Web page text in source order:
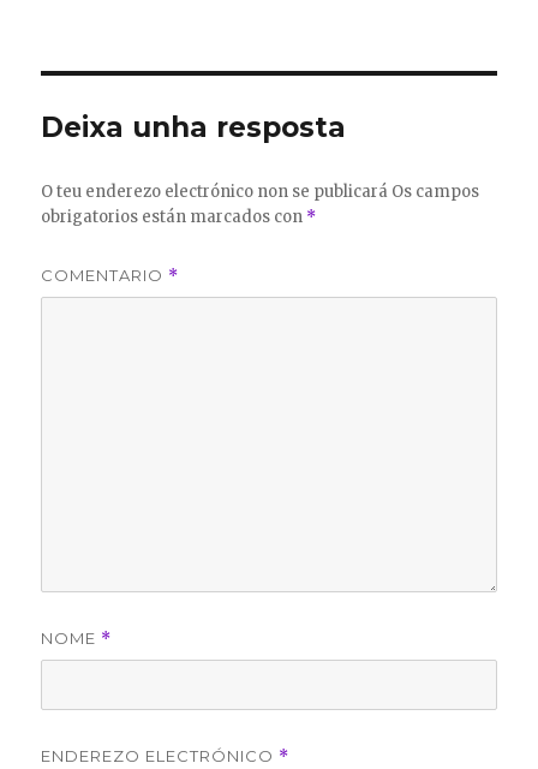
Deixa unha resposta
O teu enderezo electrónico non se publicará Os campos
obrigatorios están marcados con *
COMENTARIO *
NOME *
ENDEREZO ELECTRÓNICO *